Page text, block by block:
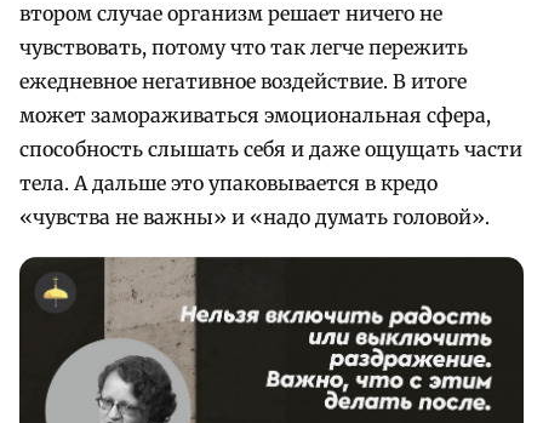
втором случае организм решает ничего не
чувствовать, потому что так легче пережить
ежедневное негативное воздействие. В итоге
может замораживаться эмоциональная сфера,
способность слышать себя и даже ощущать части
тела. А дальше это упаковывается в кредо
«чувства не важны» и «надо думать головой».